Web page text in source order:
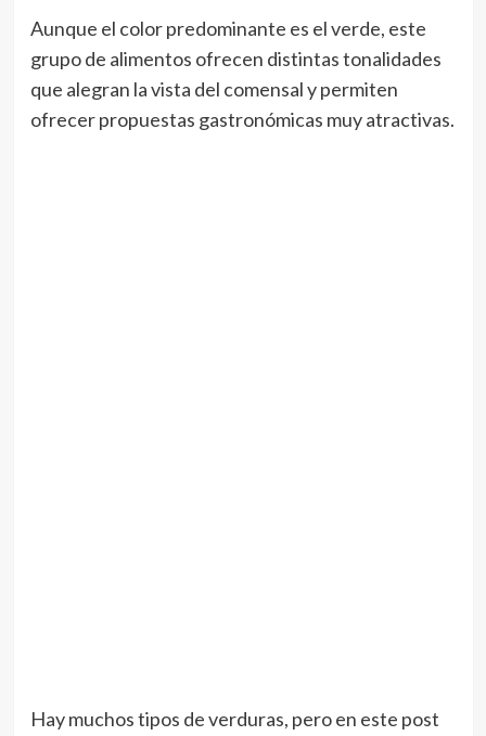
Aunque el color predominante es el verde, este
grupo de alimentos ofrecen distintas tonalidades
que alegran la vista del comensal y permiten
ofrecer propuestas gastronómicas muy atractivas.
Hay muchos tipos de verduras, pero en este post